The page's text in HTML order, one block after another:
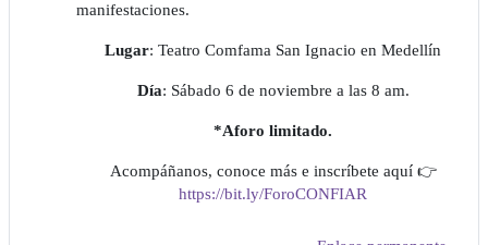
manifestaciones.
Lugar: Teatro Comfama San Ignacio en Medellín
Día: Sábado 6 de noviembre a las 8 am.
*Aforo limitado.
Acompáñanos, conoce más e inscríbete aquí 👉
https://bit.ly/ForoCONFIAR